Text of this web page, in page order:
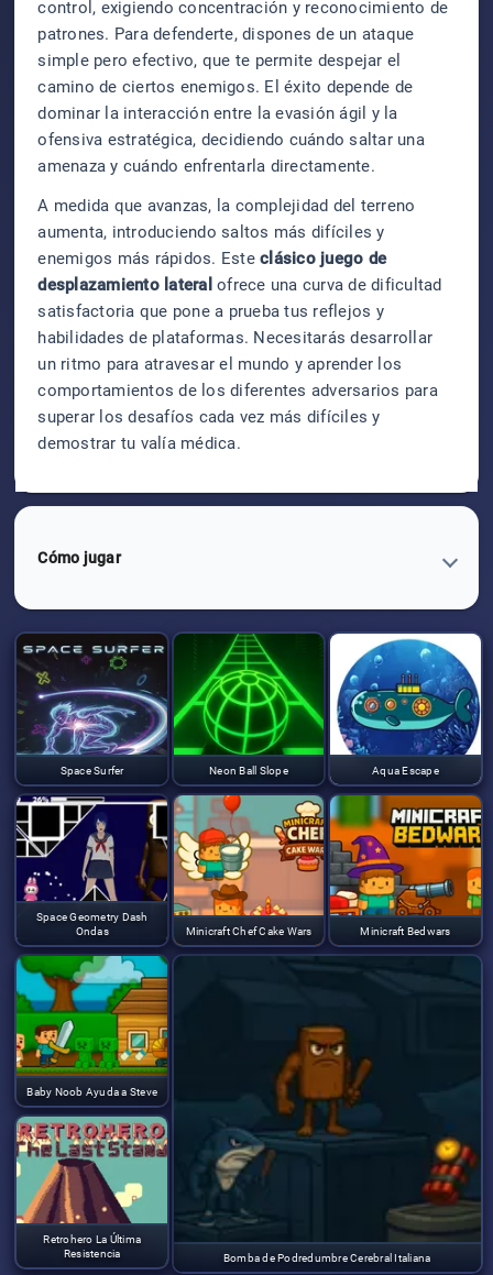
control, exigiendo concentración y reconocimiento de
patrones. Para defenderte, dispones de un ataque
simple pero efectivo, que te permite despejar el
camino de ciertos enemigos. El éxito depende de
dominar la interacción entre la evasión ágil y la
ofensiva estratégica, decidiendo cuándo saltar una
amenaza y cuándo enfrentarla directamente.
A medida que avanzas, la complejidad del terreno
aumenta, introduciendo saltos más difíciles y
enemigos más rápidos. Esteclásico juego de
desplazamiento lateral ofrece una curva de dificultad
satisfactoria que pone a prueba tus reflejos y
habilidades de plataformas. Necesitarás desarrollar
un ritmo para atravesar el mundo y aprender los
comportamientos de los diferentes adversarios para
superar los desafíos cada vez más difíciles y
demostrar tu valía médica.
Cómo jugar
Space Surfer Neon Ball Slope Aqua Escape
Space Geometry Dash
Ondas
Minicraft Chef Cake Wars Minicraft Bedwars
Baby Noob Ayuda a Steve
Bomba de Podredumbre Cerebral Italiana
Retrohero La Última
Resistencia